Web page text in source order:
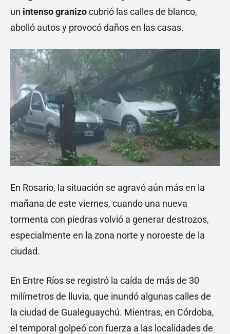
un intenso granizocubrió las calles de blanco,
abolló autos y provocó daños en las casas.
En Rosario, la situación se agravó aún más en la
mañana de este viernes, cuando una nueva
tormenta con piedras volvió a generar destrozos,
especialmente en la zona norte y noroeste de la
ciudad.
En Entre Ríos se registró la caída de más de 30
milímetros de lluvia, que inundó algunas calles de
la ciudad de Gualeguaychú. Mientras, en Córdoba,
el temporal golpeó con fuerza a las localidades de